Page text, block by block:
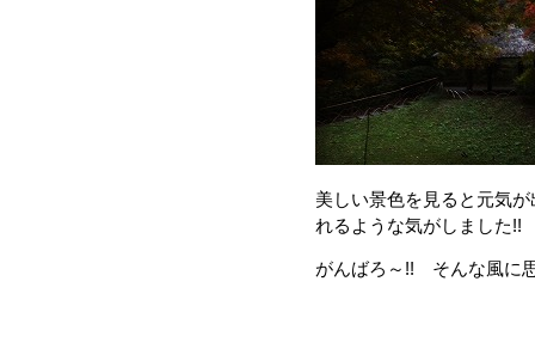
美しい景色を見ると元気
れるような気がしました!!
がんばろ～!! そんな風に